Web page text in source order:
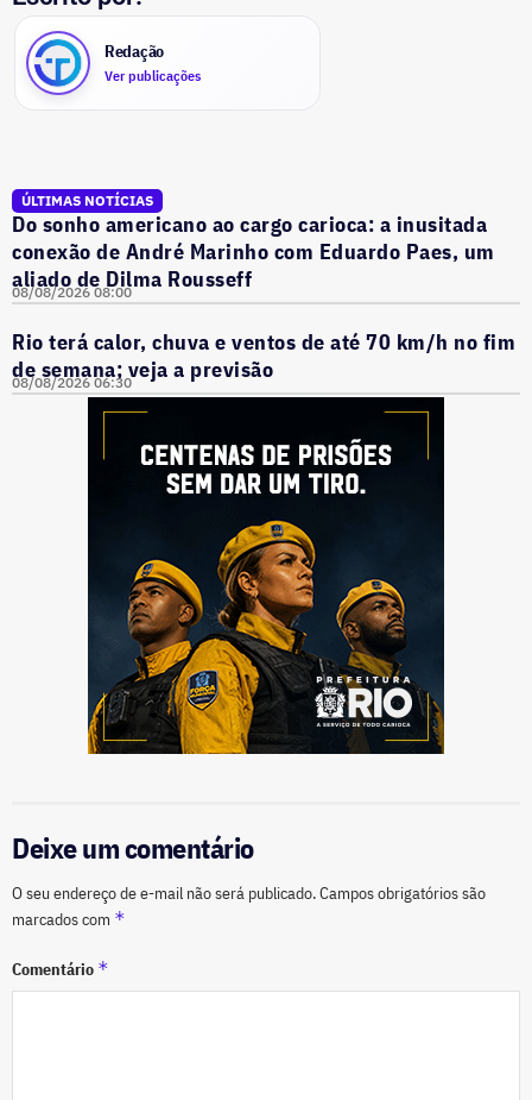
Redação
Ver publicações
ÚLTIMAS NOTÍCIAS
Do sonho americano ao cargo carioca: a inusitada
conexão de André Marinho com Eduardo Paes, um
aliado de Dilma Rousseff
08/08/2026 08:00
Rio terá calor, chuva e ventos de até 70 km/h no fim
de semana; veja a previsão
08/08/2026 06:30
Deixe um comentário
O seu endereço de e-mail não será publicado.Campos obrigatórios são
marcados com *
Comentário *